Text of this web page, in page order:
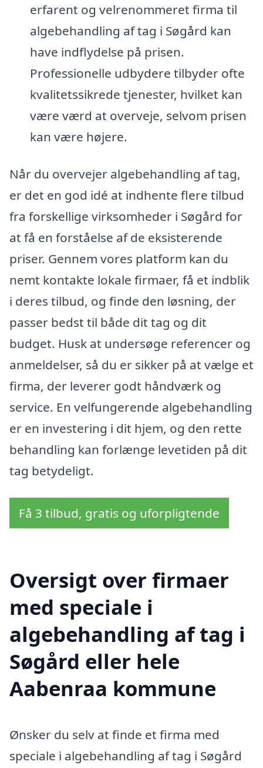
erfarent og velrenommeret firma til
algebehandling af tag i Søgård kan
have indflydelse på prisen.
Professionelle udbydere tilbyder ofte
kvalitetssikrede tjenester, hvilket kan
være værd at overveje, selvom prisen
kan være højere.
Når du overvejer algebehandling af tag,
er det en god idé at indhente flere tilbud
fra forskellige virksomheder i Søgård for
at få en forståelse af de eksisterende
priser. Gennem vores platform kan du
nemt kontakte lokale firmaer, få et indblik
i deres tilbud, og finde den løsning, der
passer bedst til både dit tag og dit
budget. Husk at undersøge referencer og
anmeldelser, så du er sikker på at vælge et
firma, der leverer godt håndværk og
service. En velfungerende algebehandling
er en investering i dit hjem, og den rette
behandling kan forlænge levetiden på dit
tag betydeligt.
Få 3 tilbud, gratis og uforpligtende
Oversigt over firmaer
med speciale i
algebehandling af tag i
Søgård eller hele
Aabenraa kommune
Ønsker du selv at finde et firma med
speciale i algebehandling af tag i Søgård